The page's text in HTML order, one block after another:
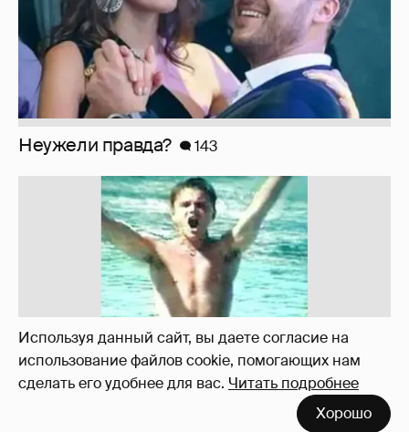
Используя данный сайт, вы даете согласие на
использование файлов cookie, помогающих нам
сделать его удобнее для вас. Читать подробнее
Хорошо
Неужели правда? 143